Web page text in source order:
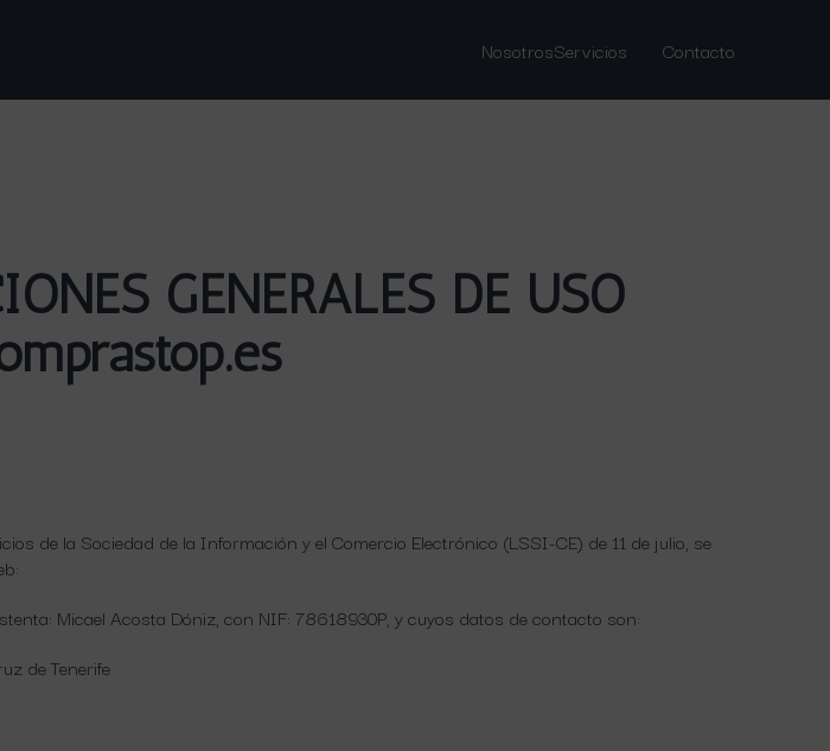
NosotrosServicios Contacto
GENERALES DE USO
de la Sociedad de la Información y el Comercio Electrónico (LSSI-CE) de 11 de julio, se
Micael Acosta Dóniz, con NIF: 78618930P, y cuyos datos de contacto son:
de Tenerife